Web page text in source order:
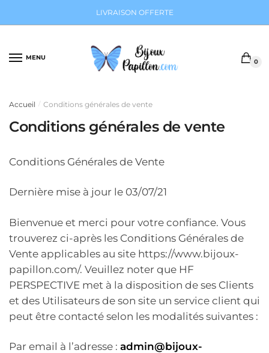
LIVRAISON OFFERTE
MENU
0
Accueil / Conditions générales de vente
Conditions générales de vente
Conditions Générales de Vente
Dernière mise à jour le 03/07/21
Bienvenue et merci pour votre confiance. Vous
trouverez ci-après les Conditions Générales de
Vente applicables au site https://www.bijoux-
papillon.com/. Veuillez noter que HF
PERSPECTIVE met à la disposition de ses Clients
et des Utilisateurs de son site un service client qui
peut être contacté selon les modalités suivantes :
Par email à l’adresse : admin@bijoux-